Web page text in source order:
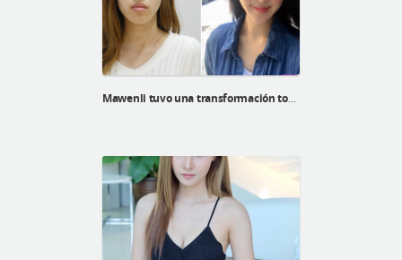
Mawenli tuvo una transformación total en ID Hospital